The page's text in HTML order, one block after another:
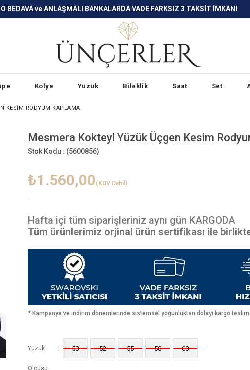
VADE FARKSIZ 3 TAKSİT İMKANI
Kolye Yüzük Bileklik Saat Set
KESIM RODYUM KAPLAMA
Mesmera Kokteyl Yüzük Üçgen Kesim
Stok Kodu : (5600856)
₺1.560,00 (KDV Dahil)
Hafta içi tüm siparişleriniz aynı gün KARGODA
Tüm ürünlerimiz orjinal ürün sertifikası ile
* Kampanya ve indirim dönemlerinde sistemsel yoğunluktan dolayı kargo
Yüzük
Ölçüsü
: 50 52 55 58 60